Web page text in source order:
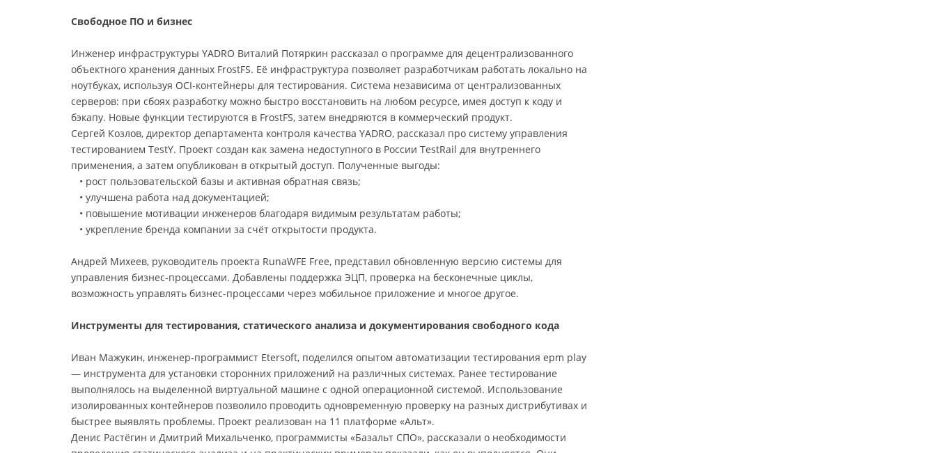
Свободное ПО и бизнес
Инженер инфраструктуры YADRO Виталий Потяркин рассказал о программе для децентрализованного
объектного хранения данных FrostFS. Её инфраструктура позволяет разработчикам работать локально на
ноутбуках, используя OCI-контейнеры для тестирования. Система независима от централизованных
серверов: при сбоях разработку можно быстро восстановить на любом ресурсе, имея доступ к коду и
бэкапу. Новые функции тестируются в FrostFS, затем внедряются в коммерческий продукт.
Сергей Козлов, директор департамента контроля качества YADRO, рассказал про систему управления
тестированием TestY. Проект создан как замена недоступного в России TestRail для внутреннего
применения, а затем опубликован в открытый доступ. Полученные выгоды:
• рост пользовательской базы и активная обратная связь;
• улучшена работа над документацией;
• повышение мотивации инженеров благодаря видимым результатам работы;
• укрепление бренда компании за счёт открытости продукта.
Андрей Михеев, руководитель проекта RunaWFE Free, представил обновленную версию системы для
управления бизнес-процессами. Добавлены поддержка ЭЦП, проверка на бесконечные циклы,
возможность управлять бизнес-процессами через мобильное приложение и многое другое.
Инструменты для тестирования, статического анализа и документирования свободного кода
Иван Мажукин, инженер-программист Etersoft, поделился опытом автоматизации тестирования epm play
— инструмента для установки сторонних приложений на различных системах. Ранее тестирование
выполнялось на выделенной виртуальной машине с одной операционной системой. Использование
изолированных контейнеров позволило проводить одновременную проверку на разных дистрибутивах и
быстрее выявлять проблемы. Проект реализован на 11 платформе «Альт».
Денис Растёгин и Дмитрий Михальченко, программисты «Базальт СПО», рассказали о необходимости